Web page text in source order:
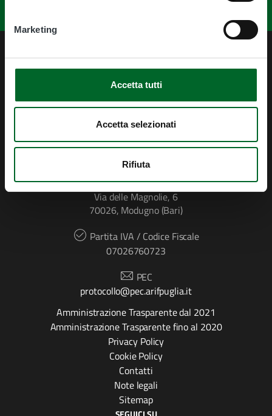
Marketing
Accetta tutti
Accetta selezionati
Rifiuta
CONTATTI
Indirizzo
Via delle Magnolie, 6
70026, Modugno (Bari)
Partita IVA / Codice Fiscale
07026760723
PEC
protocollo@pec.arifpuglia.it
Amministrazione Trasparente dal 2021
Amministrazione Trasparente fino al 2020
Privacy Policy
Cookie Policy
Contatti
Note legali
Sitemap